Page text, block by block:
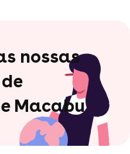
nossas
Macabu